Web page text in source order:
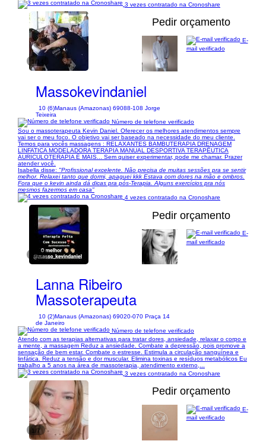
3 vezes contratado na Cronoshare
1/14
Pedir orçamento
Massokevindaniel
10 (6)Manaus (Amazonas) 69088-108 Jorge
Teixeira
E-
mail verificado
Número de telefone verificado
Sou o massoterapeuta Kevin Daniel. Oferecer os melhores atendimentos sempre
vai ser o meu foco. O objetivo vai ser baseado na necessidade do meu cliente.
Temos para vocês massagens : RELAXANTES BAMBUTERAPIA DRENAGEM
LINFATICA MODELADORA TERAPIA MANUAL DESPORTIVA TERAPÊUTICA
AURICULOTERAPIA É MAIS... Sem quiser experimentar, pode me chamar. Prazer
atender você.
Isabella disse: "Profissional excelente. Não precisa de muitas sessões pra se sentir
melhor. Relaxei tanto que dormi, apaguei kkk Estava com dores na mão e ombros.
Fora que o kevin ainda dá dicas pra pós-Terapia. Alguns exercícios pra nós
mesmos fazermos em casa"
4 vezes contratado na Cronoshare
1/11
Pedir orçamento
Lanna Ribeiro
Massoterapeuta
10 (2)Manaus (Amazonas) 69020-070 Praça 14
de Janeiro
E-
mail verificado
Número de telefone verificado
Atendo com as terapias alternativas para tratar dores, ansiedade, relaxar o corpo e
a mente, a massagem Reduz a ansiedade. Combate a depressão, pois promove a
sensação de bem estar. Combate o estresse. Estimula a circulação sanguínea e
linfática. Reduz a tensão e dor muscular. Elimina toxinas e resíduos metabólicos Eu
trabalho a 5 anos na área de massoterapia, atendimento externo,...
3 vezes contratado na Cronoshare
1/7
Pedir orçamento
E-
mail verificado